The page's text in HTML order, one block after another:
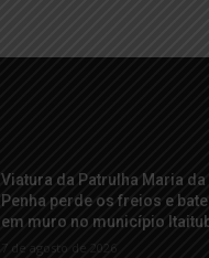
Viatura da Patrulha Maria da
Penha perde os freios e bate
em muro no município
7 de agosto de 2026